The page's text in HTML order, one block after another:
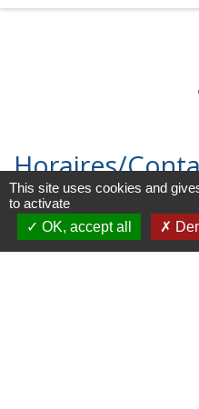
Horaires/
Commune de
1, rue Jean Moulin
28630 Barjouville -
This site uses cookies and
to activate
OK, accept all